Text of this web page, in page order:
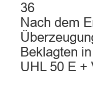
36
Nach dem
Beklagten
UHL 50 E +